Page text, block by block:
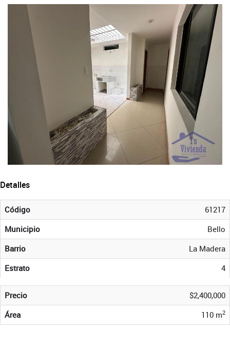
Detalles
Código
61217
Municipio
Bello
Barrio
La Madera
Estrato
4
Precio
$2,400,000
Área
110 m2